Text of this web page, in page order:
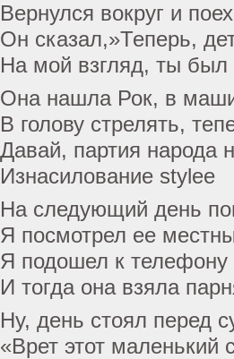
Вернулся вокруг и
Он сказал,»Теперь,
На мой взгляд, ты был
Она нашла Рок, в
В голову стрелять,
Давай, партия
Изнасилование stylee
На следующий день
Я посмотрел ее
Я подошел к телефону
И тогда она взяла
Ну, день стоял перед
«Врет этот маленький